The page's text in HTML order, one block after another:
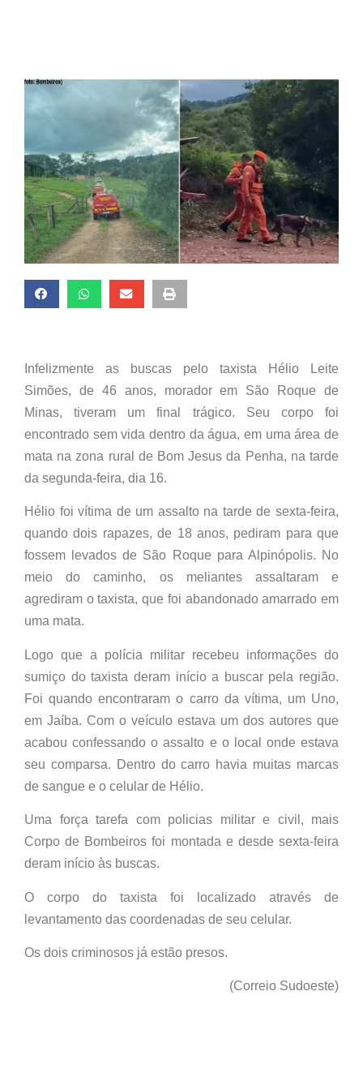
Infelizmente as buscas pelo taxista Hélio Leite
Simões, de 46 anos, morador em São Roque de
Minas, tiveram um final trágico. Seu corpo foi
encontrado sem vida dentro da água, em uma área de
mata na zona rural de Bom Jesus da Penha, na tarde
da segunda-feira, dia 16.
Hélio foi vítima de um assalto na tarde de sexta-feira,
quando dois rapazes, de 18 anos, pediram para que
fossem levados de São Roque para Alpinópolis. No
meio do caminho, os meliantes assaltaram e
agrediram o taxista, que foi abandonado amarrado em
uma mata.
Logo que a polícia militar recebeu informações do
sumiço do taxista deram início a buscar pela região.
Foi quando encontraram o carro da vítima, um Uno,
em Jaíba. Com o veículo estava um dos autores que
acabou confessando o assalto e o local onde estava
seu comparsa. Dentro do carro havia muitas marcas
de sangue e o celular de Hélio.
Uma força tarefa com policias militar e civil, mais
Corpo de Bombeiros foi montada e desde sexta-feira
deram início às buscas.
O corpo do taxista foi localizado através de
levantamento das coordenadas de seu celular.
Os dois criminosos já estão presos.
(Correio Sudoeste)